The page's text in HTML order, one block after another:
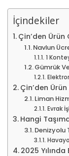
İçindekiler
Çin’den
Navlun
1
Gümrük
Çin’den
Liman
Evrak
Hangi
Denizyolu
2025